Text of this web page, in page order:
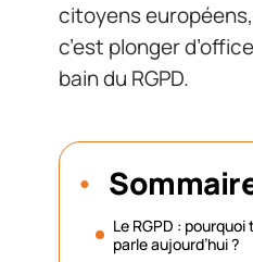
citoyens européens,
c’est plonger
bain du RGPD.
Le RGPD :
parle aujourd’hui ?